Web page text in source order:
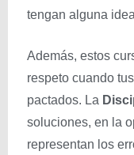
tengan alguna
Además, estos
respeto cuando
pactados. La
soluciones, en la
representan los